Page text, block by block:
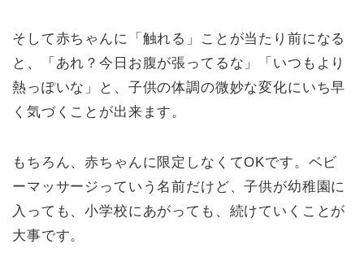
そして赤ちゃんに「触れる」ことが当たり前になる
と、「あれ？今日お腹が張ってるな」「いつもより
熱っぽいな」と、子供の体調の微妙な変化にいち早
く気づくことが出来ます。
もちろん、赤ちゃんに限定しなくてOKです。ベビ
ーマッサージっていう名前だけど、子供が幼稚園に
入っても、小学校にあがっても、続けていくことが
大事です。